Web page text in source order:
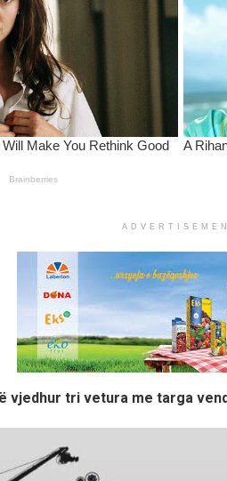
vjedhur tri vetura me targa